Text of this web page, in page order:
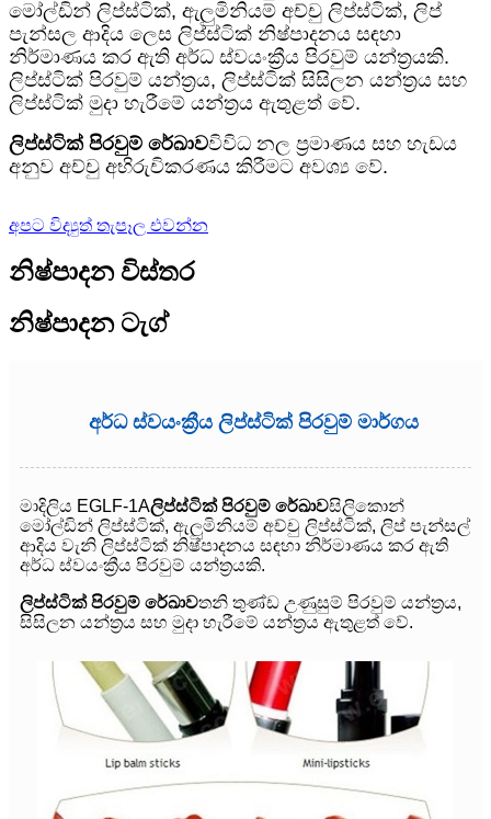
මෝල්ඩින් ලිප්ස්ටික්, ඇලුමිනියම් අච්චු ලිප්ස්ටික්, ලිප්
පැන්සල ආදිය ලෙස ලිප්ස්ටික් නිෂ්පාදනය සඳහා
නිර්මාණය කර ඇති අර්ධ ස්වයංක්‍රීය පිරවුම් යන්ත්‍රයකි.
ලිප්ස්ටික් පිරවුම් යන්ත්‍රය, ලිප්ස්ටික් සිසිලන යන්ත්‍රය සහ
ලිප්ස්ටික් මුදා හැරීමේ යන්ත්‍රය ඇතුළත් වේ.
ලිප්ස්ටික් පිරවුම් රේඛාවවිවිධ නල ප්‍රමාණය සහ හැඩය
අනුව අච්චු අභිරුචිකරණය කිරීමට අවශ්‍ය වේ.
අපට විද්‍යුත් තැපෑල එවන්න
නිෂ්පාදන විස්තර
නිෂ්පාදන ටැග්
අර්ධ ස්වයංක්‍රීය ලිප්ස්ටික් පිරවුම් මාර්ගය
මාදිලිය EGLF-1Aලිප්ස්ටික් පිරවුම් රේඛාවසිලිකොන්
මෝල්ඩින් ලිප්ස්ටික්, ඇලුමිනියම් අච්චු ලිප්ස්ටික්, ලිප් පැන්සල්
ආදිය වැනි ලිප්ස්ටික් නිෂ්පාදනය සඳහා නිර්මාණය කර ඇති
අර්ධ ස්වයංක්‍රීය පිරවුම් යන්ත්‍රයකි.
ලිප්ස්ටික් පිරවුම් රේඛාවතනි තුණ්ඩ උණුසුම් පිරවුම් යන්ත්‍රය,
සිසිලන යන්ත්‍රය සහ මුදා හැරීමේ යන්ත්‍රය ඇතුළත් වේ.